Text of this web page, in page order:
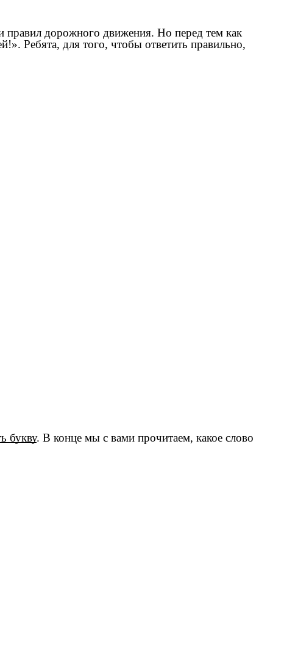
правил дорожного движения. Но перед тем как
Ребята, для того, чтобы ответить правильно,
букву. В конце мы с вами прочитаем, какое слово